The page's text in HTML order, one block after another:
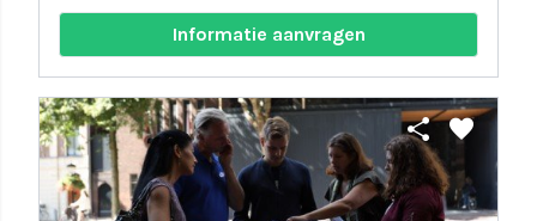
Informatie aanvragen
share favorite